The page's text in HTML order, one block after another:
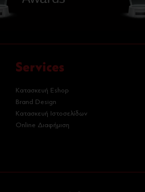
Services
Κατασκευή Eshop
Brand Design
Κατασκευή Ιστοσελίδων
Online Διαφήμιση